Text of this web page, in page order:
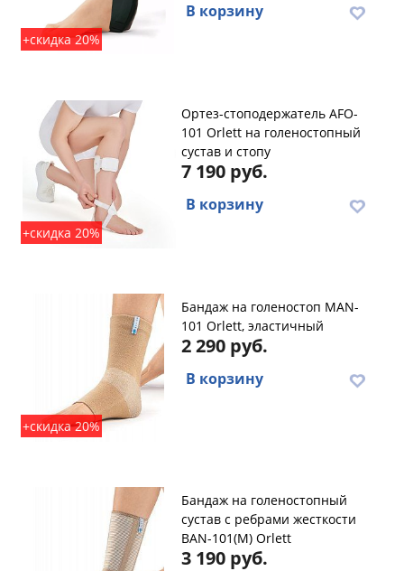
+скидка 20%
В корзину
+скидка 20%
Ортез-стоподержатель AFO-
101 Orlett на голеностопный
сустав и стопу
7 190 руб.
В корзину
+скидка 20%
Бандаж на голеностоп MAN-
101 Orlett, эластичный
2 290 руб.
В корзину
Бандаж на голеностопный
сустав с ребрами жесткости
BAN-101(M) Orlett
3 190 руб.